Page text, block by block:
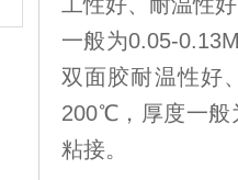
一般为0.05-
双面胶耐温性好
200℃，厚度一般
粘接。